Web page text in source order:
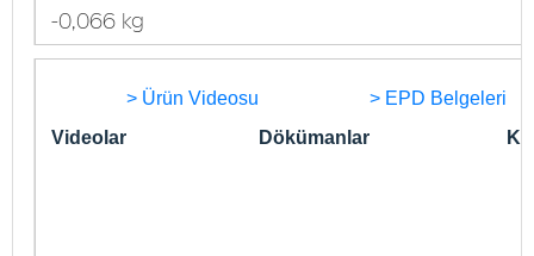
-0,066 kg
Videolar
> Ürün Videosu
Dökümanlar
> EPD Belgeleri